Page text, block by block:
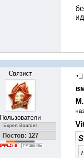
Связист
Пользователи
Expert Boarder
Постов: 127